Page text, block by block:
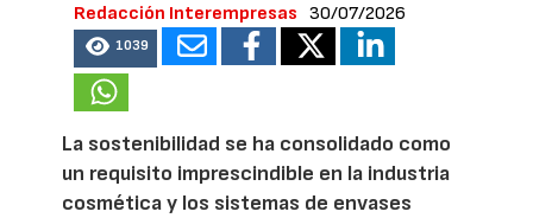
Redacción Interempresas 30/07/2026
1039
La sostenibilidad se ha consolidado como
un requisito imprescindible en la industria
cosmética y los sistemas de envases